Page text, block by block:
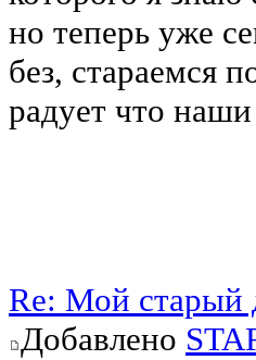
но теперь уже
без, стараемся
радует что
Re: Мой старый
Добавлено